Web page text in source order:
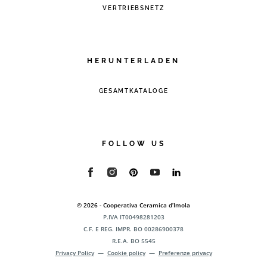
VERTRIEBSNETZ
HERUNTERLADEN
GESAMTKATALOGE
FOLLOW US
© 2026 - Cooperativa Ceramica d’Imola
P.IVA IT00498281203
C.F. E REG. IMPR. BO 00286900378
R.E.A. BO 5545
Privacy Policy— Cookie policy— Preferenze privacy